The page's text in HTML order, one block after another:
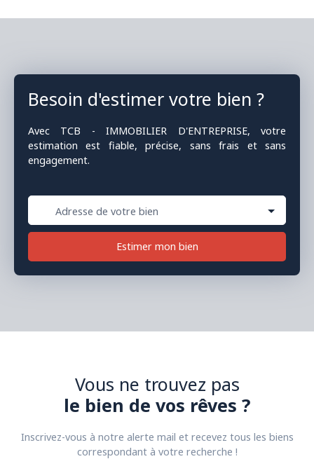
Besoin d'estimer votre bien ?
Avec TCB - IMMOBILIER D'ENTREPRISE, votre
estimation est fiable, précise, sans frais et sans
engagement.
Adresse de votre bien
Estimer mon bien
Vous ne trouvez pas
le bien de vos rêves ?
Inscrivez-vous à notre alerte mail et recevez tous les biens
correspondant à votre recherche !